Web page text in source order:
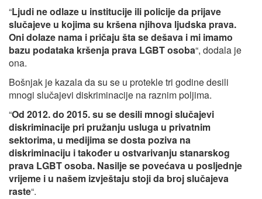
“Ljudi ne odlaze u institucije ili policije da prijave
slučajeve u kojima su kršena njihova ljudska prava.
Oni dolaze nama i pričaju šta se dešava i mi imamo
bazu podataka kršenja prava LGBT osoba“, dodala je
ona.
Bošnjak je kazala da su se u protekle tri godine desili
mnogi slučajevi diskriminacije na raznim poljima.
“Od 2012. do 2015. su se desili mnogi slučajevi
diskriminacije pri pružanju usluga u privatnim
sektorima, u medijima se dosta poziva na
diskriminaciju i također u ostvarivanju stanarskog
prava LGBT osoba. Nasilje se povećava u posljednje
vrijeme i u našem izvještaju stoji da broj slučajeva
raste“.